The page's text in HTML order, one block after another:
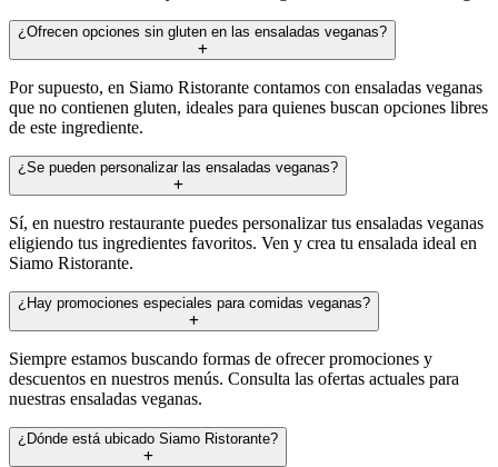
¿Ofrecen opciones sin gluten en las ensaladas veganas?
Por supuesto, en Siamo Ristorante contamos con ensaladas veganas
que no contienen gluten, ideales para quienes buscan opciones libres
de este ingrediente.
¿Se pueden personalizar las ensaladas veganas?
Sí, en nuestro restaurante puedes personalizar tus ensaladas veganas
eligiendo tus ingredientes favoritos. Ven y crea tu ensalada ideal en
Siamo Ristorante.
¿Hay promociones especiales para comidas veganas?
Siempre estamos buscando formas de ofrecer promociones y
descuentos en nuestros menús. Consulta las ofertas actuales para
nuestras ensaladas veganas.
¿Dónde está ubicado Siamo Ristorante?